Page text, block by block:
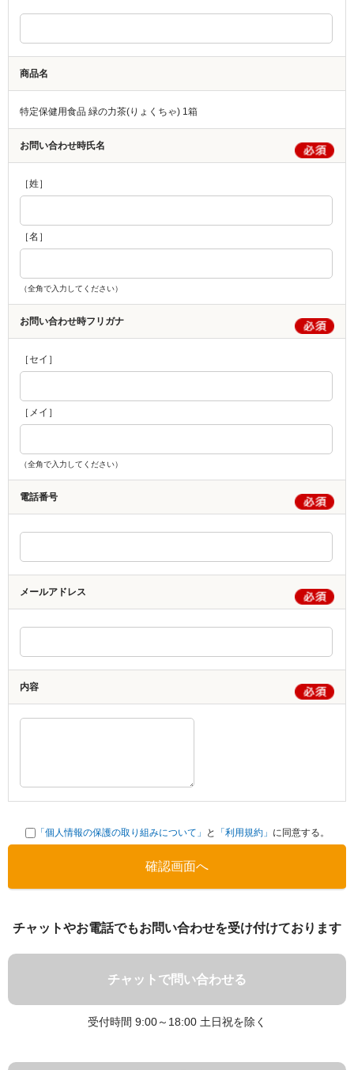
商品名
特定保健用食品 緑の力茶(りょくちゃ) 1箱
お問い合わせ時氏名
［姓］
［名］
（全角で入力してください）
お問い合わせ時フリガナ
［セイ］
［メイ］
（全角で入力してください）
電話番号
メールアドレス
内容
「個人情報の保護の取り組みについて」 と 「利用規約」 に同意する。
チャットやお電話でもお問い合わせを受け付けております
チャットで問い合わせる
受付時間 9:00～18:00 土日祝を除く